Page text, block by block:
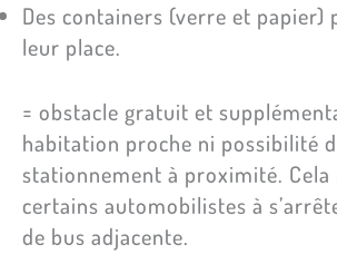
Des containers (verre et papier)
leur place.
= obstacle gratuit et
habitation proche ni possibilité
stationnement à proximité.
certains automobilistes à
de bus adjacente.